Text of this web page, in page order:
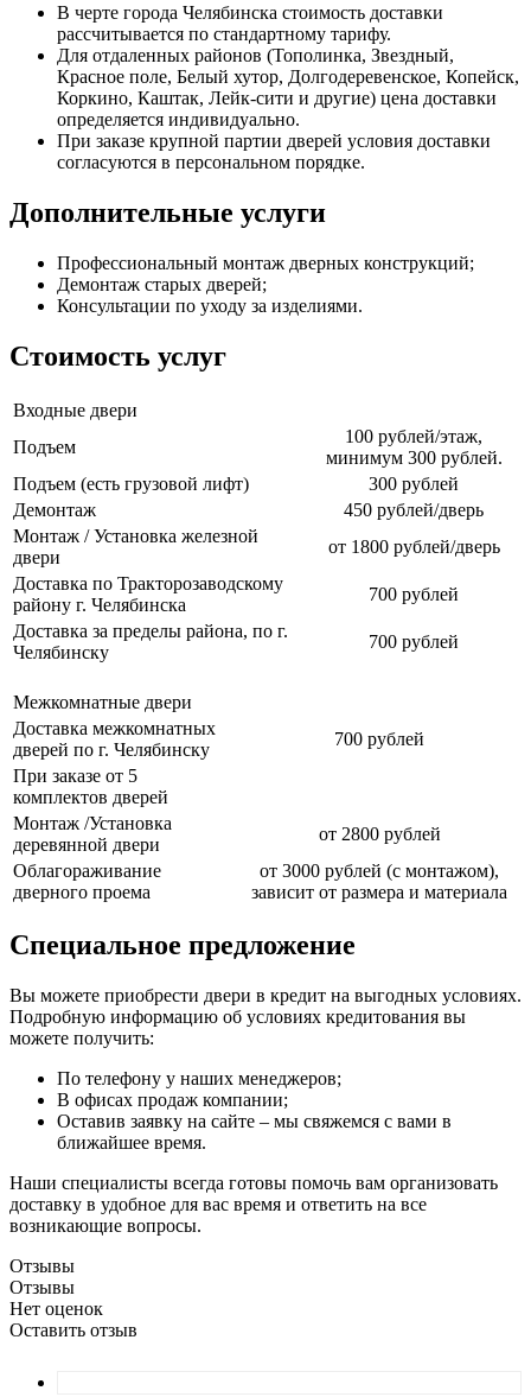
В черте города Челябинска стоимость доставки
рассчитывается по стандартному тарифу.
Для отдаленных районов (Тополинка, Звездный,
Красное поле, Белый хутор, Долгодеревенское, Копейск,
Коркино, Каштак, Лейк-сити и другие) цена доставки
определяется индивидуально.
При заказе крупной партии дверей условия доставки
согласуются в персональном порядке.
Дополнительные услуги
Профессиональный монтаж дверных конструкций;
Демонтаж старых дверей;
Консультации по уходу за изделиями.
Стоимость услуг
Входные двери
Подъем
100 рублей/этаж,
минимум 300 рублей.
Подъем (есть грузовой лифт)
300 рублей
Демонтаж
450 рублей/дверь
Монтаж / Установка железной
двери
от 1800 рублей/дверь
Доставка по Тракторозаводскому
району г. Челябинска
700 рублей
Доставка за пределы района, по г.
Челябинску
700 рублей
Межкомнатные двери
Доставка межкомнатных
дверей по г. Челябинску
700 рублей
При заказе от 5
комплектов дверей
Монтаж /Установка
деревянной двери
от 2800 рублей
Облагораживание
дверного проема
от 3000 рублей (с монтажом),
зависит от размера и материала
Специальное предложение
Вы можете приобрести двери в кредит на выгодных условиях.
Подробную информацию об условиях кредитования вы
можете получить:
По телефону у наших менеджеров;
В офисах продаж компании;
Оставив заявку на сайте – мы свяжемся с вами в
ближайшее время.
Наши специалисты всегда готовы помочь вам организовать
доставку в удобное для вас время и ответить на все
возникающие вопросы.
Отзывы
Отзывы
Нет оценок
Оставить отзыв